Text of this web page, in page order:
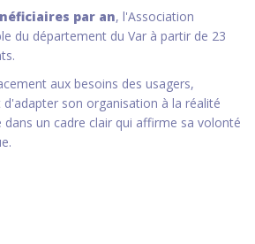
par an, l'Association
du département du Var à partir de 23
aux besoins des usagers,
d'adapter son organisation à la réalité
dans un cadre clair qui affirme sa volonté